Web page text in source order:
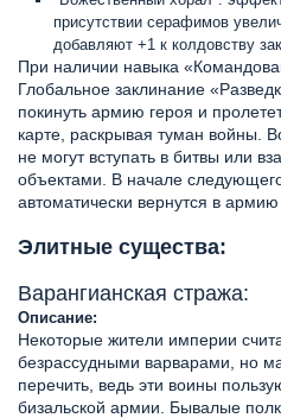
присутствии серафимов
добавляют +1 к колдовству
При наличии навыка
Глобальное заклинание
покинуть армию героя и
карте, раскрывая туман войны.
не могут вступать в битвы или
объектами. В начале
автоматически вернутся в армию
Элитные существа:
Варангианская стража:
Описание:
Некоторые жители империи
безрассудными варварами, но
перечить, ведь эти воины
бизальской армии. Бывалые